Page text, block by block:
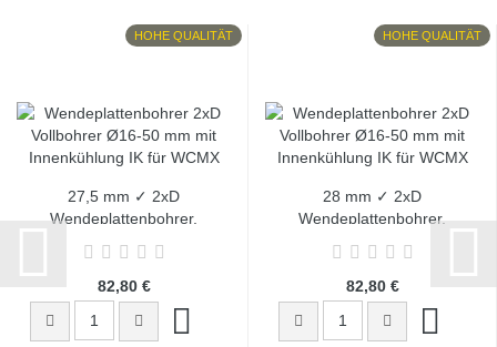
HOHE QUALITÄT
27,5 mm ✓ 2xD
Wendeplattenbohrer,
82,80 €
HOHE QUALITÄT
28 mm ✓ 2xD
Wendeplattenbohrer,
82,80 €